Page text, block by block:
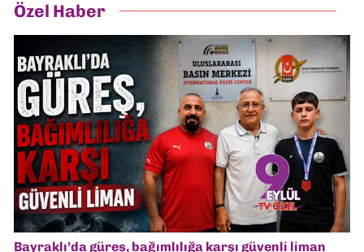
Özel Haber
Bayraklı’da güreş, bağımlılığa karşı güvenli liman